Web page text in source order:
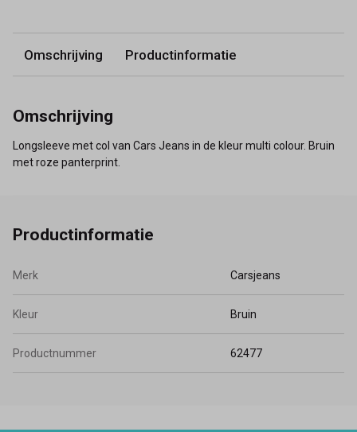
Omschrijving Productinformatie
Omschrijving
Longsleeve met col van Cars Jeans in de kleur multi colour. Bruin
met roze panterprint.
Productinformatie
Merk Carsjeans
Kleur Bruin
Productnummer 62477